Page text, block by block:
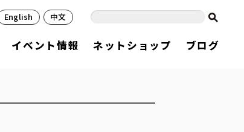
イベント情報 ネットショップ ブログ
English 中文